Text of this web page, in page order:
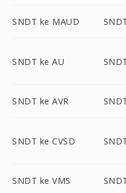
SNDT ke MAUD
SNDT ke AU
SNDT ke AVR
SNDT ke CVSD
SNDT ke VMS